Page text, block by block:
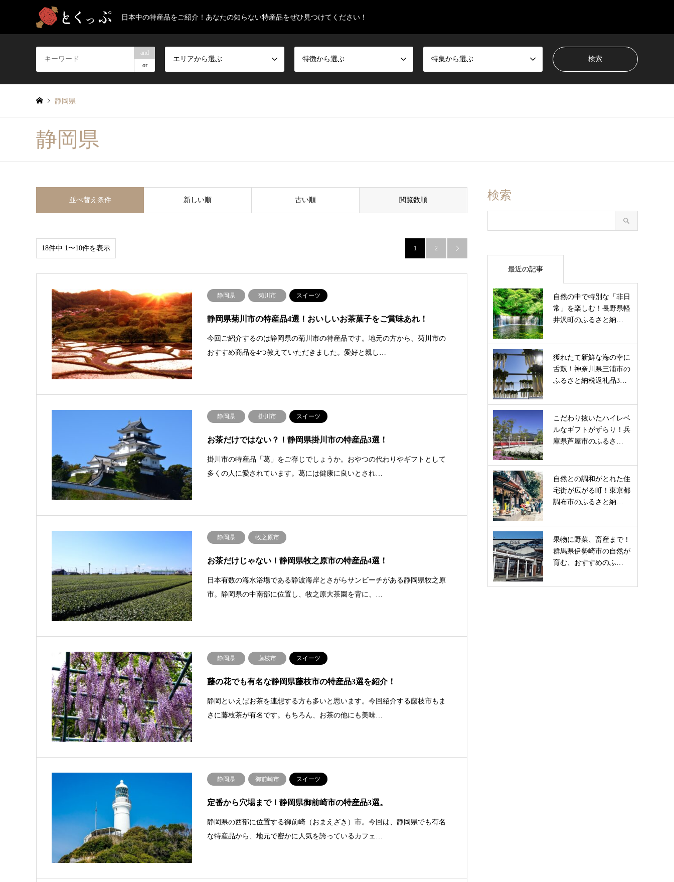
日本中の特産品をご紹介！あなたの知らない特産品をぜひ見つけてください！
and
or
エリアから選ぶ 特徴から選ぶ 特集から選ぶ
静岡県
静岡県
並べ替え条件 新しい順 古い順 閲覧数順
18件中 1〜10件を表示 1 2 
静岡県 菊川市 スイーツ
静岡県菊川市の特産品4選！おいしいお茶菓子をご賞味あれ！
今回ご紹介するのは静岡県の菊川市の特産品です。地元の方から、菊川市の
おすすめ商品を4つ教えていただきました。愛好と親し…
静岡県 掛川市 スイーツ
お茶だけではない？！静岡県掛川市の特産品3選！
掛川市の特産品「葛」をご存じでしょうか。おやつの代わりやギフトとして
多くの人に愛されています。葛には健康に良いとされ…
静岡県 牧之原市
お茶だけじゃない！静岡県牧之原市の特産品4選！
日本有数の海水浴場である静波海岸とさがらサンビーチがある静岡県牧之原
市。静岡県の中南部に位置し、牧之原大茶園を背に、…
静岡県 藤枝市 スイーツ
藤の花でも有名な静岡県藤枝市の特産品3選を紹介！
静岡といえばお茶を連想する方も多いと思います。今回紹介する藤枝市もま
さに藤枝茶が有名です。もちろん、お茶の他にも美味…
静岡県 御前崎市 スイーツ
定番から穴場まで！静岡県御前崎市の特産品3選。
静岡県の西部に位置する御前崎（おまえざき）市。今回は、静岡県でも有名
な特産品から、地元で密かに人気を誇っているカフェ…
検索
最近の記事
自然の中で特別な「非日
常」を楽しむ！長野県軽
井沢町のふるさと納…
獲れたて新鮮な海の幸に
舌鼓！神奈川県三浦市の
ふるさと納税返礼品3…
こだわり抜いたハイレベ
ルなギフトがずらり！兵
庫県芦屋市のふるさ…
自然との調和がとれた住
宅街が広がる町！東京都
調布市のふるさと納…
果物に野菜、畜産まで！
群馬県伊勢崎市の自然が
育む、おすすめのふ…